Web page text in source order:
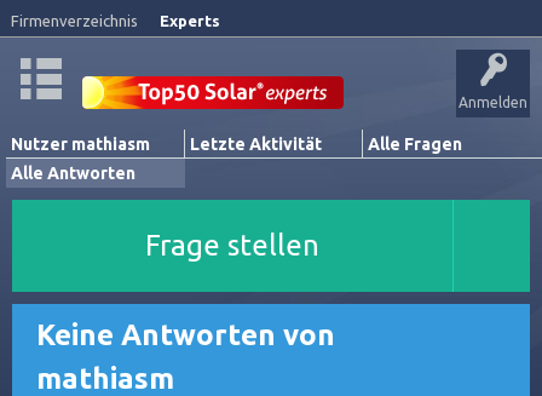
Firmenverzeichnis Experts
Anmelden
Nutzer mathiasm Letzte Aktivität
Alle Fragen
Alle Antworten
Frage stellen
Keine Antworten von
mathiasm